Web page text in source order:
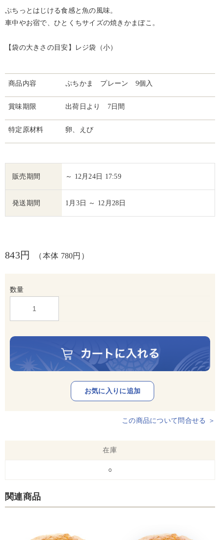
ぷちっとはじける食感と魚の風味。
車中やお宿で、ひとくちサイズの焼きかまぼこ。
【袋の大きさの目安】レジ袋（小）
商品内容 ぷちかま プレーン 9個入
賞味期限 出荷日より 7日間
特定原材料 卵、えび
販売期間 ～ 12月24日 17:59
発送期間 1月3日 ～ 12月28日
843円 （本体 780円）
数量
この商品について問合せる ＞
在庫
○
関連商品